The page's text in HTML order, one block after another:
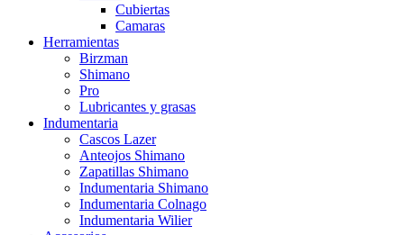
Cubiertas
Camaras
Herramientas
Birzman
Shimano
Pro
Lubricantes y grasas
Indumentaria
Cascos Lazer
Anteojos Shimano
Zapatillas Shimano
Indumentaria Shimano
Indumentaria Colnago
Indumentaria Wilier